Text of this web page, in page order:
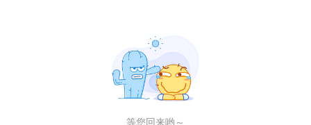
等您回来哟～